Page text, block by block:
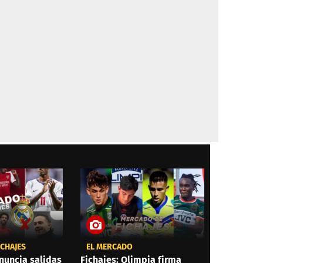
salidas
EL MERCADO
Fichajes: Olimpia firma